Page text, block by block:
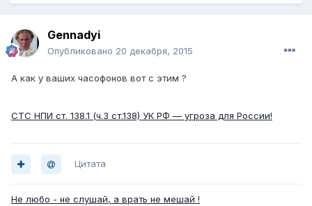
Gennadyi
Опубликовано 20 декабря, 2015
А как у ваших часофонов вот с этим ?
СТС НПИ ст. 138.1 (ч.3 ст.138) УК РФ — угроза для России!
Цитата
Не любо - не слушай, а врать не мешай !